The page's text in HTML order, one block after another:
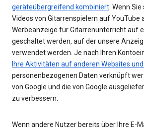
geräteübergreifend kombiniert . Wenn
Videos von Gitarrenspielern auf YouTube
Werbeanzeige für Gitarrenunterricht auf
geschaltet werden, auf der unsere
verwendet werden. Je nach Ihren
Ihre Aktivitäten auf anderen Websites
personenbezogenen Daten verknüpft
von Google und die von Google
zu verbessern.
Wenn andere Nutzer bereits über Ihre E-